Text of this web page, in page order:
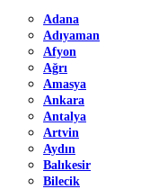
Adana
Adıyaman
Afyon
Ağrı
Amasya
Ankara
Antalya
Artvin
Aydın
Balıkesir
Bilecik